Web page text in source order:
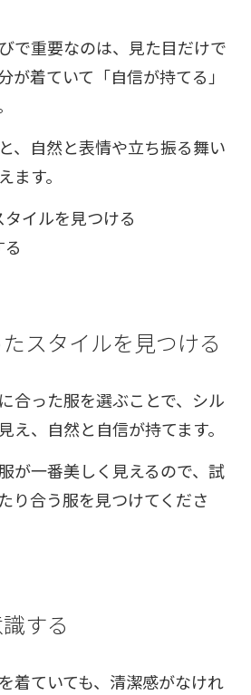
で重要なのは、見た目だけで
が着ていて「自信が持てる」
、自然と表情や立ち振る舞い
ます。
イルを見つける
スタイルを見つける
合った服を選ぶことで、シル
え、自然と自信が持てます。
が一番美しく見えるので、試
り合う服を見つけてくださ
する
着ていても、清潔感がなけれ